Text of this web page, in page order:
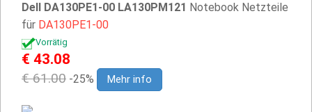
Dell DA130PE1-00 LA130PM121 Notebook Netzteile
für DA130PE1-00
Vorrätig
€ 43.08
€ 61.00 -25% Mehr info